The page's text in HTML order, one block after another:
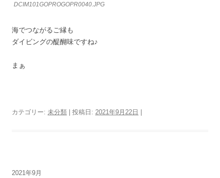
DCIM101GOPROGOPR0040.JPG
海でつながるご縁も
ダイビングの醍醐味ですね♪
まぁ
カテゴリー: 未分類 | 投稿日: 2021年9月22日
2021年9月